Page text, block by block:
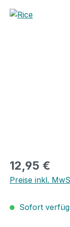
12,95 €
Preise inkl.
Sofort